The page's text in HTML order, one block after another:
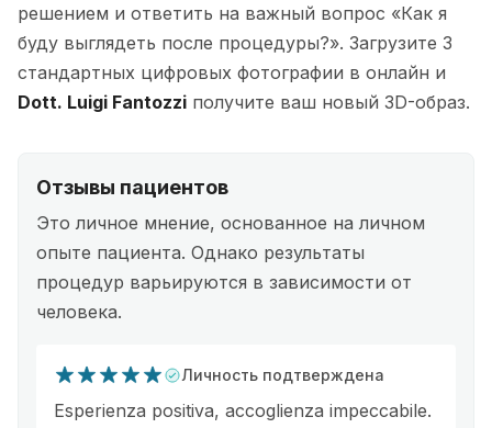
решением и ответить на важный вопрос «Как я
буду выглядеть после процедуры?». Загрузите 3
стандартных цифровых фотографии в онлайн и
Dott. Luigi Fantozzi получите ваш новый 3D-образ.
Отзывы пациентов
Это личное мнение, основанное на личном
опыте пациента. Однако результаты
процедур варьируются в зависимости от
человека.
Личность подтверждена
Esperienza positiva, accoglienza impeccabile.